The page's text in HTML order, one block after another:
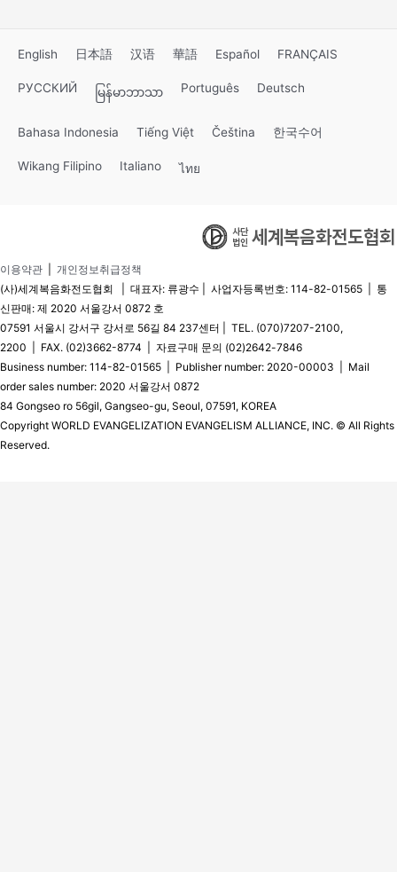
English 日本語 汉语 華語 Español FRANÇAIS
РУССКИЙ မြန်မာဘာသာ Português Deutsch
Bahasa Indonesia Tiếng Việt Čeština 한국수어
Wikang Filipino Italiano ไทย
이용약관
개인정보취급정책
(사)세계복음화전도협회 | 대표자: 류광수 | 사업자등록번호: 114-82-01565 | 통
신판매: 제 2020 서울강서 0872 호
07591 서울시 강서구 강서로 56길 84 237센터 | TEL. (070)7207-2100,
2200 | FAX. (02)3662-8774 | 자료구매 문의 (02)2642-7846
Business number: 114-82-01565 | Publisher number: 2020-00003 | Mail
order sales number: 2020 서울강서 0872
84 Gongseo ro 56gil, Gangseo-gu, Seoul, 07591, KOREA
Copyright WORLD EVANGELIZATION EVANGELISM ALLIANCE, INC. © All Rights
Reserved.